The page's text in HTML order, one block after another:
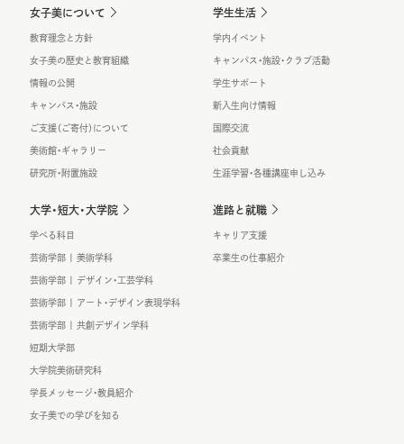
女子美について
教育理念と方針
女子美の歴史と教育組織
情報の公開
キャンパス・施設
ご支援（ご寄付）について
美術館・ギャラリー
研究所・附置施設
学生生活
学内イベント
キャンパス・施設・クラブ活動
学生サポート
新入生向け情報
国際交流
社会貢献
生涯学習・各種講座申し込み
大学・短大・大学院
学べる科目
芸術学部 | 美術学科
芸術学部 | デザイン・工芸学科
芸術学部 | アート・デザイン表現学科
芸術学部 | 共創デザイン学科
短期大学部
大学院美術研究科
学長メッセージ・教員紹介
女子美での学びを知る
進路と就職
キャリア支援
卒業生の仕事紹介